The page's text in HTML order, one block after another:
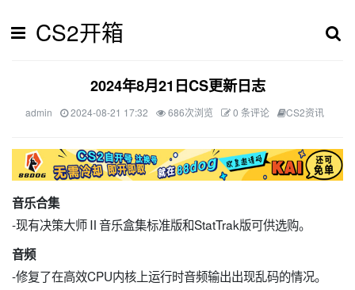
CS2开箱
2024年8月21日CS更新日志
admin 2024-08-21 17:32 686次浏览 0 条评论 CS2资讯
音乐合集
-现有决策大师Ⅱ音乐盒集标准版和StatTrak版可供选购。
音频
-修复了在高效CPU内核上运行时音频输出出现乱码的情况。